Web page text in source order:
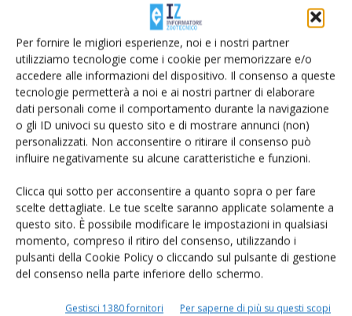
Per fornire le migliori esperienze, noi e i nostri partner
utilizziamo tecnologie come i cookie per memorizzare e/o
accedere alle informazioni del dispositivo. Il consenso a queste
tecnologie permetterà a noi e ai nostri partner di elaborare
dati personali come il comportamento durante la navigazione
o gli ID univoci su questo sito e di mostrare annunci (non)
personalizzati. Non acconsentire o ritirare il consenso può
influire negativamente su alcune caratteristiche e funzioni.
Clicca qui sotto per acconsentire a quanto sopra o per fare
scelte dettagliate. Le tue scelte saranno applicate solamente a
questo sito. È possibile modificare le impostazioni in qualsiasi
momento, compreso il ritiro del consenso, utilizzando i
pulsanti della Cookie Policy o cliccando sul pulsante di gestione
del consenso nella parte inferiore dello schermo.
Gestisci 1380 fornitori Per saperne di più su questi scopi
28 Dicembre 2020
Abbiamo presentato i contenuti di IZ 20. E
ora è in...
DiRedazione Informatore Zootecnico 3 Dicembre 2020